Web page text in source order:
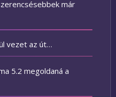
már
vezet az út…
5.2 megoldaná a